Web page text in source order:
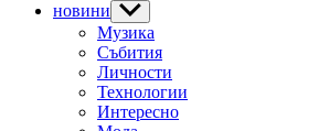
новини Show
sub
menu
Музика
Събития
Личности
Технологии
Интересно